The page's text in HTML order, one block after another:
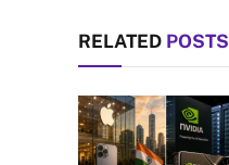
RELATED POSTS